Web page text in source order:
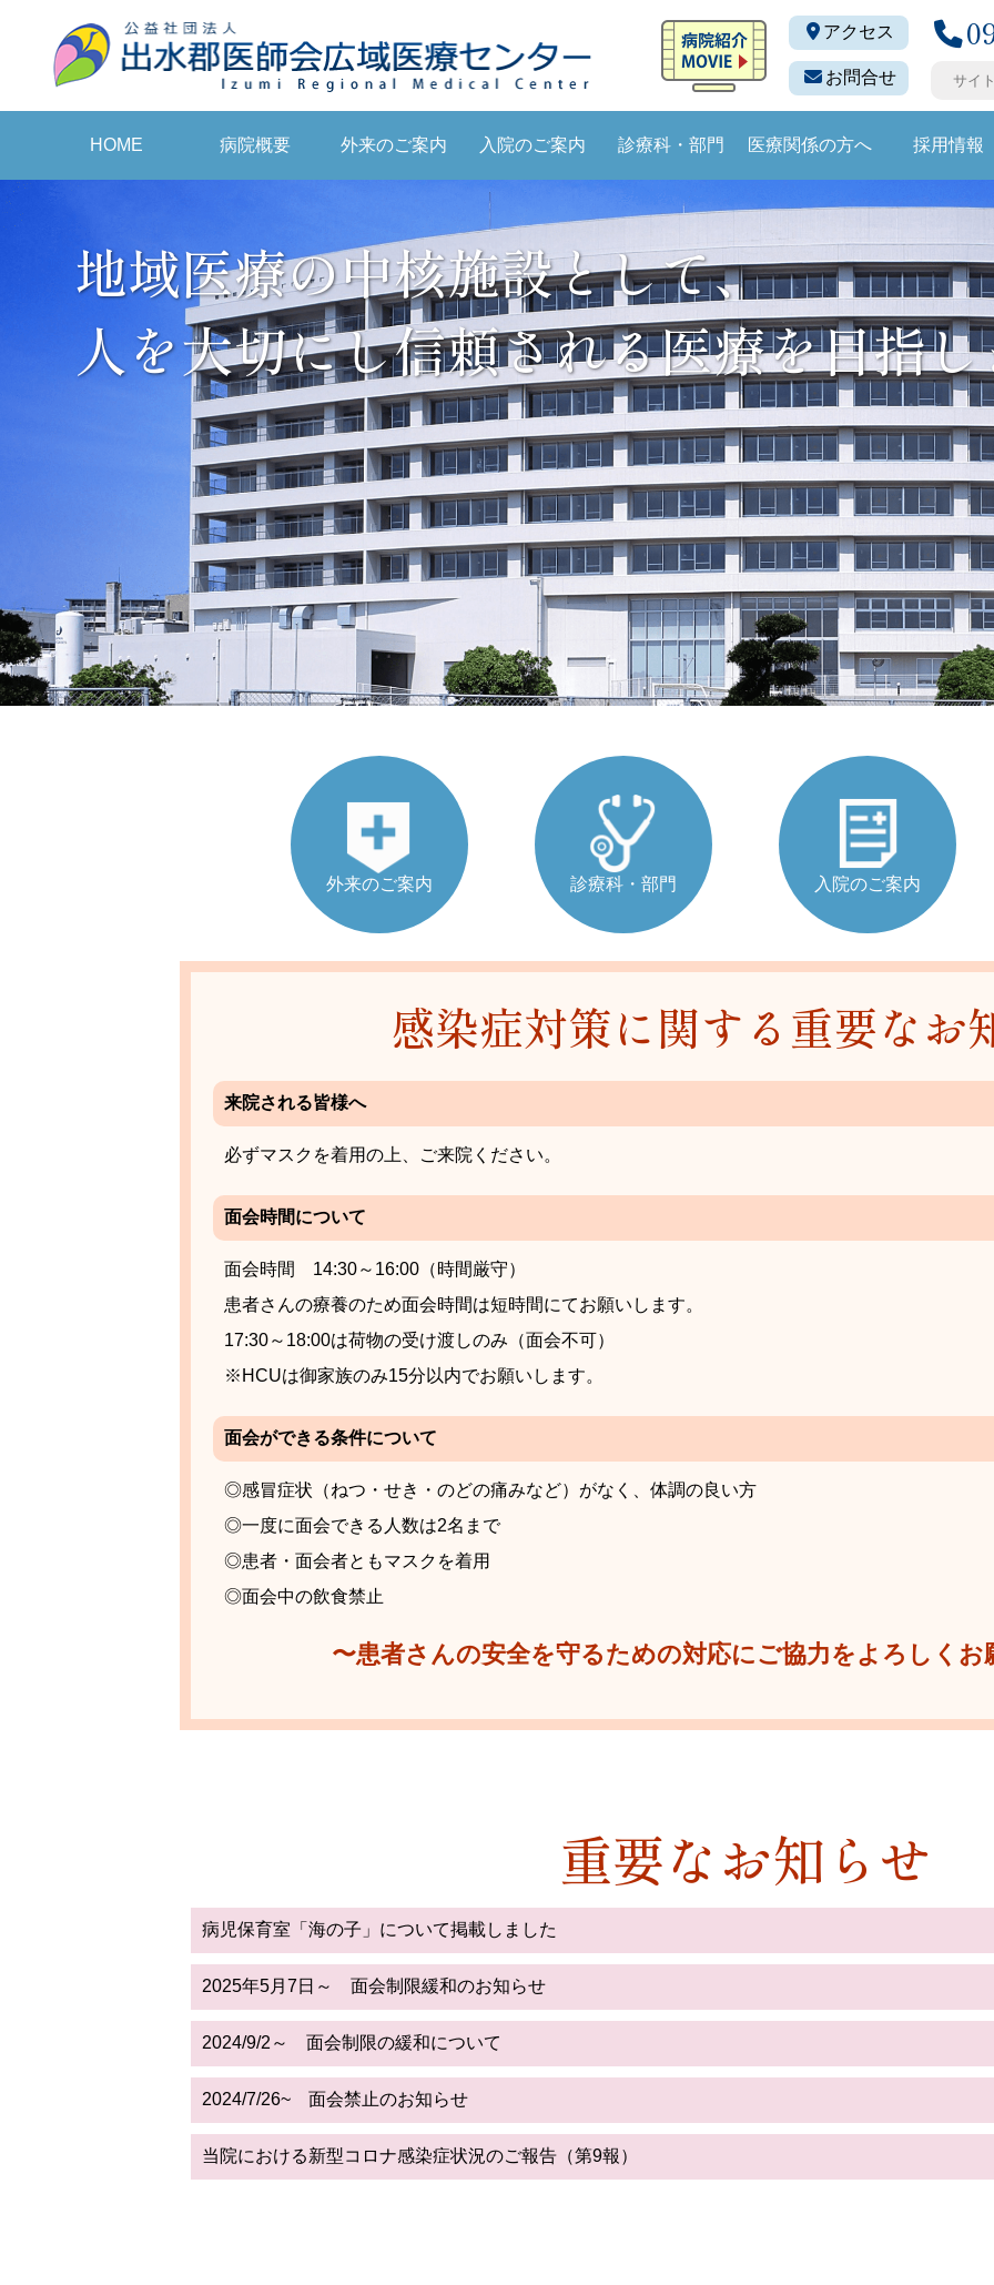
アクセス
お問合せ
HOME 病院概要 外来のご案内 入院のご案内 診療科・部門 医療関係の方へ 採用情報
地域医療の中核施設として、
人を大切にし信頼される医療を目指
外来のご案内 診療科・部門 入院のご案内
感染症対策に関する重要なお
来院される皆様へ
必ずマスクを着用の上、ご来院ください。
面会時間について
面会時間 14:30～16:00（時間厳守）
患者さんの療養のため面会時間は短時間にてお願いします。
17:30～18:00は荷物の受け渡しのみ（面会不可）
※HCUは御家族のみ15分以内でお願いします。
面会ができる条件について
◎感冒症状（ねつ・せき・のどの痛みなど）がなく、体調の良い方
◎一度に面会できる人数は2名まで
◎患者・面会者ともマスクを着用
◎面会中の飲食禁止
〜患者さんの安全を守るための対応にご協力をよろしくお
重要なお知らせ
病児保育室「海の子」について掲載しました
2025年5月7日～ 面会制限緩和のお知らせ
2024/9/2～ 面会制限の緩和について
2024/7/26~ 面会禁止のお知らせ
当院における新型コロナ感染症状況のご報告（第9報）